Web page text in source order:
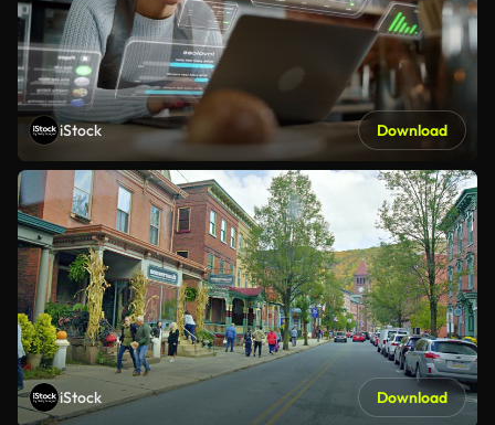
iStock Download
iStock Download